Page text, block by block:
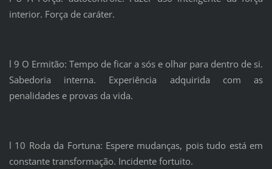
interior. Força de caráter.
l 9 O Ermitão: Tempo de ficar a sós e olhar para dentro de si.
Sabedoria interna. Experiência adquirida com as
penalidades e provas da vida.
l 10 Roda da Fortuna: Espere mudanças, pois tudo está em
constante transformação. Incidente fortuito.